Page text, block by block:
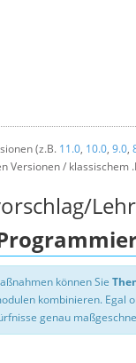
(z.B. 11.0, 10.0, 9.0,
Versionen / klassischem
können Sie
kombinieren. Egal
genau